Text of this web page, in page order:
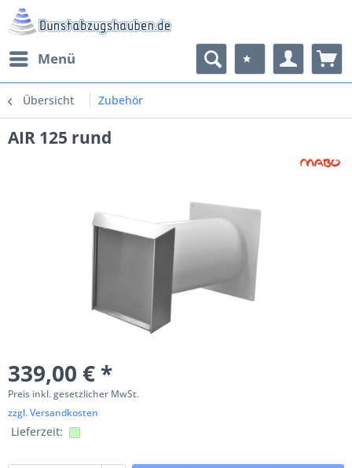
Menü
Übersicht Zubehör
AIR 125 rund
339,00 € *
Preis inkl. gesetzlicher MwSt.
zzgl. Versandkosten
Lieferzeit: